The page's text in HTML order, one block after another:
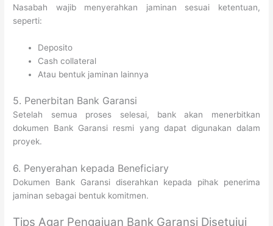
Nasabah wajib menyerahkan jaminan sesuai ketentuan,
seperti:
Deposito
Cash collateral
Atau bentuk jaminan lainnya
5. Penerbitan Bank Garansi
Setelah semua proses selesai, bank akan menerbitkan
dokumen Bank Garansi resmi yang dapat digunakan dalam
proyek.
6. Penyerahan kepada Beneficiary
Dokumen Bank Garansi diserahkan kepada pihak penerima
jaminan sebagai bentuk komitmen.
Tips Agar Pengajuan Bank Garansi Disetujui